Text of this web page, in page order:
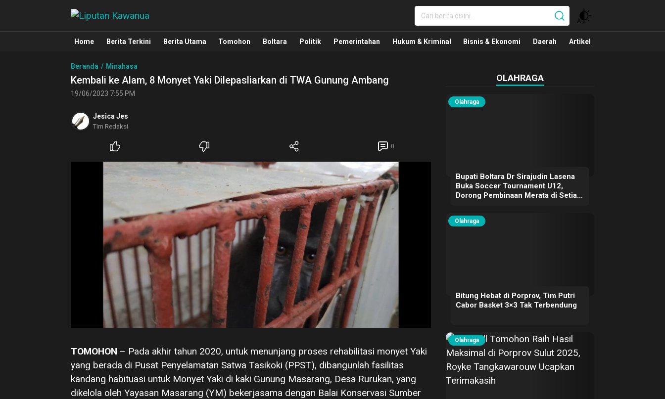
Liputan Kawanua
Berita Manado, Sulawesi Utara, Kawanua, Politik, Pemerintahan, Hukum Kriminal dan Nasional
Home Berita Terkini Berita Utama Tomohon Boltara Politik Pemerintahan Hukum & Kriminal Bisnis & Ekonomi Daerah Artikel
Beranda Minahasa
Kembali ke Alam, 8 Monyet Yaki Dilepasliarkan di TWA Gunung Ambang
19/06/2023 7:55 PM
Jesica Jes
Tim Redaksi
0
TOMOHON – Pada akhir tahun 2020, untuk menunjang proses rehabilitasi monyet Yaki
yang berada di Pusat Penyelamatan Satwa Tasikoki (PPST), dibangunlah fasilitas
kandang habituasi untuk Monyet Yaki di kaki Gunung Masarang, Desa Rurukan, yang
dikelola oleh Yayasan Masarang (YM) bekerjasama dengan Balai Konservasi Sumber
OLAHRAGA
Olahraga
Bupati Boltara Dr Sirajudin Lasena
Buka Soccer Tournament U12,
Dorong Pembinaan Merata di Setiap
Olahraga
Bitung Hebat di Porprov, Tim Putri
Cabor Basket 3×3 Tak Terbendung
Olahraga